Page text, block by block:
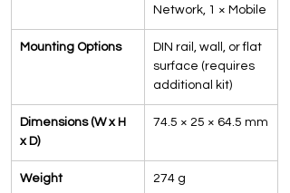
Network, 1 × Mobile
Mounting Options
DIN rail, wall, or flat
surface (requires
additional kit)
Dimensions (W x H
x D)
74.5 × 25 × 64.5 mm
Weight 274 g